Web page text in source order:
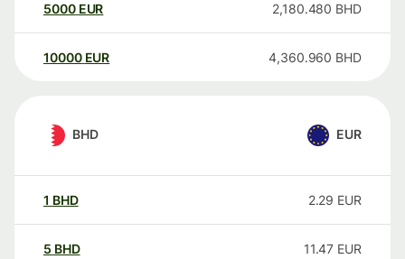
5000 EUR 2,180.480 BHD
10000 EUR 4,360.960 BHD
BHD EUR
1 BHD 2.29 EUR
5 BHD 11.47 EUR